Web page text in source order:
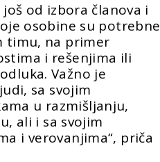
od izbora članova i
osobine su potrebne
timu, na primer
i rešenjima ili
Važno je
sa svojim
u razmišljanju,
ali i sa svojim
i verovanjima“, priča